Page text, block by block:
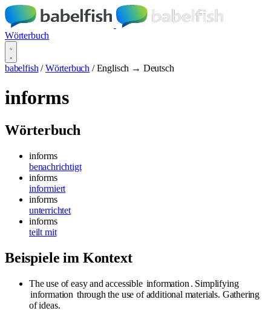
Wörterbuch
babelfish / Wörterbuch / Englisch → Deutsch
informs
Wörterbuch
informs
benachrichtigt
informs
informiert
informs
unterrichtet
informs
teilt mit
Beispiele im Kontext
The use of easy and accessible information . Simplifying
information through the use of additional materials. Gathering
of ideas.